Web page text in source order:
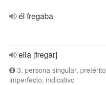
él fregaba
ella [fregar]
3. persona singular, pretérito
imperfecto, indicativo